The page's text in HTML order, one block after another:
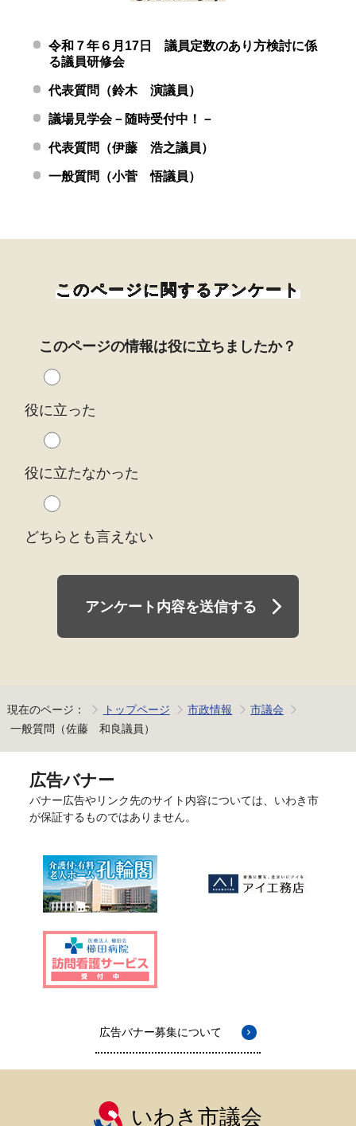
令和７年６月17日 議員定数のあり方検討に係
る議員研修会
代表質問（鈴木 演議員）
議場見学会－随時受付中！－
代表質問（伊藤 浩之議員）
一般質問（小菅 悟議員）
このページに関するアンケート
このページの情報は役に立ちましたか？
役に立った
役に立たなかった
どちらとも言えない
アンケート内容を送信する
現在のページ： トップページ 市政情報
市議会
一般質問（佐藤 和良議員）
広告バナー
バナー広告やリンク先のサイト内容については、いわき市
が保証するものではありません。
広告バナー募集について
いわき市議会